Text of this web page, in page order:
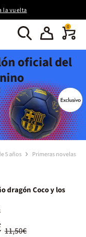
la vuelta
0
oficial del
5 años Primeras novelas
dragón Coco y los
11,50€